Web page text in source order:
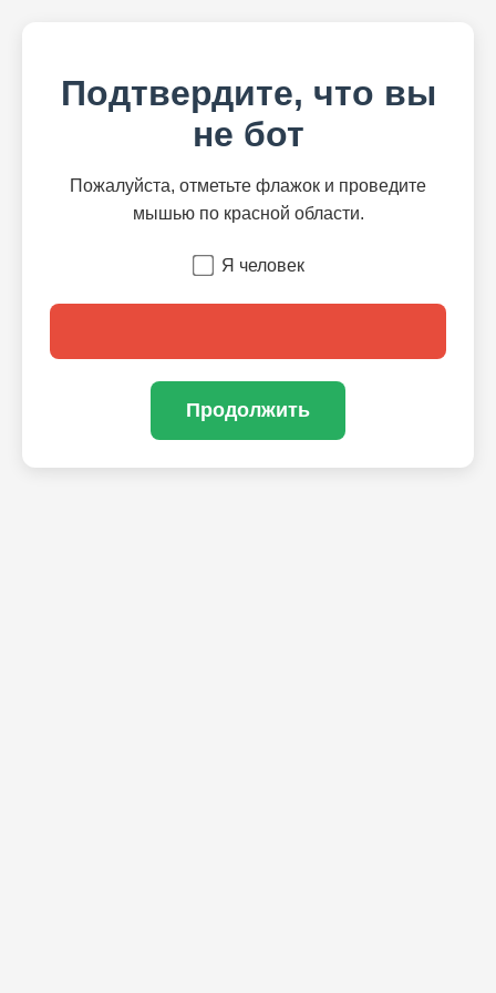
Подтвердите, что вы
не бот
Пожалуйста, отметьте флажок и проведите
мышью по красной области.
Я человек
Продолжить